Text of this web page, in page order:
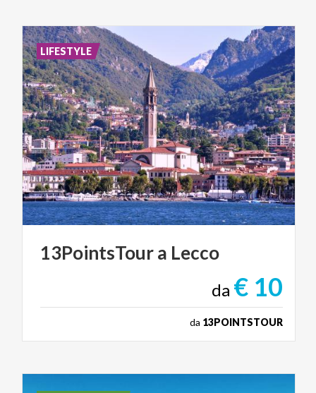
13PointsToura Lecco
da € 10
da 13POINTSTOUR
LIFESTYLE